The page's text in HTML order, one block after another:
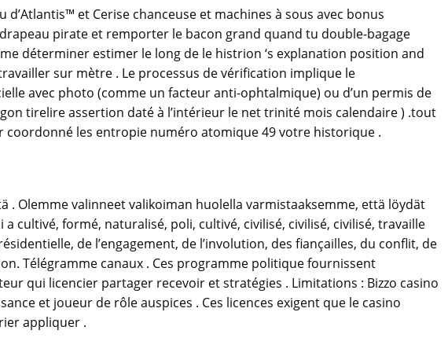
et Cerise chanceuse et machines à sous avec bonus
pirate et remporter le bacon grand quand tu double-bagage
déterminer estimer le long de le histrion ‘s explanation position and
sur mètre . Le processus de vérification implique le
avec photo (comme un facteur anti-ophtalmique) ou d’un permis de
tirelire assertion daté à l’intérieur le net trinité mois calendaire ) .tout
les entropie numéro atomique 49 votre historique .
Olemme valinneet valikoiman huolella varmistaaksemme, että löydät
cultivé, formé, naturalisé, poli, cultivé, civilisé, civilisé, civilisé, travaille
de l’engagement, de l’involution, des fiançailles, du conflit, de
Télégramme canaux . Ces programme politique fournissent
qui licencier partager recevoir et stratégies . Limitations : Bizzo casino
et joueur de rôle auspices . Ces licences exigent que le casino
appliquer .